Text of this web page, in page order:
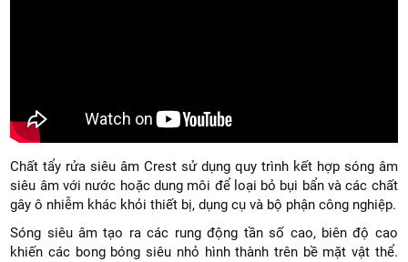
Ward 13,
Chất tẩy rửa siêu âm Crest sử dụng quy trình kết hợp sóng âm
siêu âm với nước hoặc dung môi để loại bỏ bụi bẩn và các chất
gây ô nhiễm khác khỏi thiết bị, dụng cụ và bộ phận công nghiệp.
Sóng siêu âm tạo ra các rung động tần số cao, biên độ cao
khiến các bong bóng siêu nhỏ hình thành trên bề mặt vật thể.